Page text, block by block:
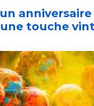
anniversaire
une touche